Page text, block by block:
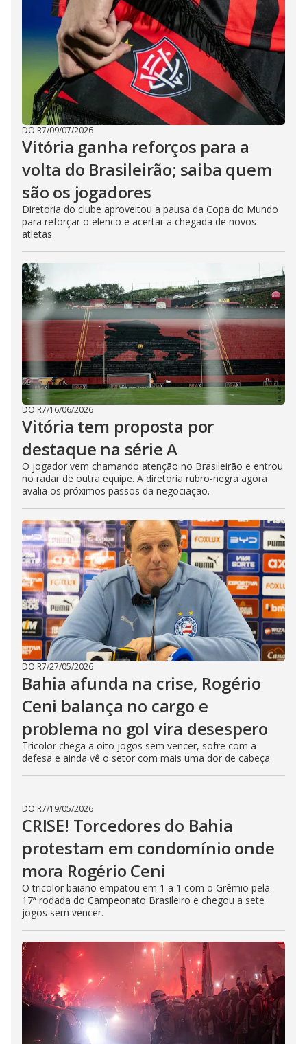
DO R7/09/07/2026
Vitória ganha reforços para a
volta do Brasileirão; saiba quem
são os jogadores
Diretoria do clube aproveitou a pausa da Copa do Mundo
para reforçar o elenco e acertar a chegada de novos
atletas
DO R7/16/06/2026
Vitória tem proposta por
destaque na série A
O jogador vem chamando atenção no Brasileirão e entrou
no radar de outra equipe. A diretoria rubro-negra agora
avalia os próximos passos da negociação.
DO R7/27/05/2026
Bahia afunda na crise, Rogério
Ceni balança no cargo e
problema no gol vira desespero
Tricolor chega a oito jogos sem vencer, sofre com a
defesa e ainda vê o setor com mais uma dor de cabeça
DO R7/19/05/2026
CRISE! Torcedores do Bahia
protestam em condomínio onde
mora Rogério Ceni
O tricolor baiano empatou em 1 a 1 com o Grêmio pela
17ª rodada do Campeonato Brasileiro e chegou a sete
jogos sem vencer.